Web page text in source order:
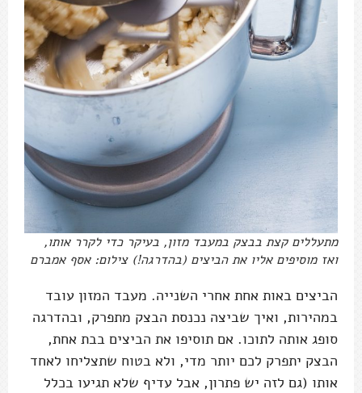
מתעללים קצת בבצק במעבד מזון, בעיקר כדי לקרר אותו,
ואז מוסיפים אליו את הביצים (בהדרגה!) צילום: אסף אמברם
הביצים באות אחת אחרי השנייה. מעבד המזון עובד
במהירות, ואיך שביצה נכנסת הבצק מתפרק, ובהדרגה
סופג אותה לתוכו. אם תוסיפו את הביצים בבת אחת,
הבצק יתפרק לכם יותר מדי, ולא בטוח שתצליחו לאחד
אותו (גם לזה יש פתרון, אבל עדיף שלא תגיעו בכלל